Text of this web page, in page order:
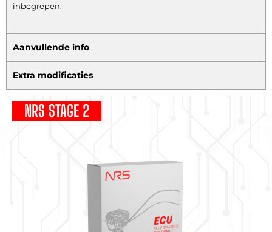
inbegrepen.
Aanvullende info
Extra modificaties
NRS STAGE 2